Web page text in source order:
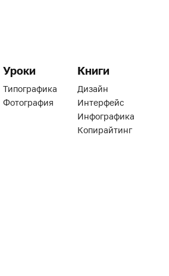
Уроки
Типографика
Фотография
Книги
Дизайн
Интерфейс
Инфографика
Копирайтинг